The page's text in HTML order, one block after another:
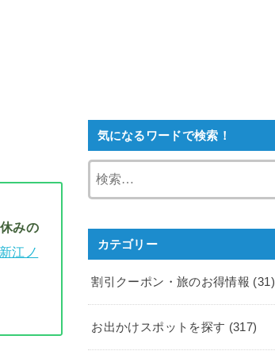
みの
新江ノ
気になるワードで検索！
カテゴリー
割引クーポン・旅のお得情報 (31)
お出かけスポットを探す (317)